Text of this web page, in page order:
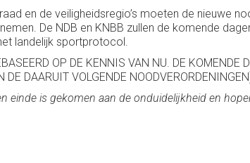
en de veiligheidsregio’s moeten de nieuwe
De NDB en KNBB zullen de komende
landelijk sportprotocol.
OP DE KENNIS VAN NU. DE KOMENDE
DAARUIT VOLGENDE
einde is gekomen aan de onduidelijkheid en